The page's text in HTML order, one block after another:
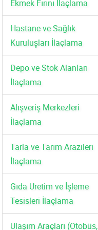
Ekmek Fırını İlaçlama
Hastane ve Sağlık
Kuruluşları İlaçlama
Depo ve Stok Alanları
İlaçlama
Alışveriş Merkezleri
İlaçlama
Tarla ve Tarım Arazileri
İlaçlama
Gıda Üretim ve İşleme
Tesisleri İlaçlama
Ulaşım Araçları (Otobüs,